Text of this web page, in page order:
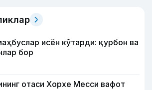
исён кўтарди: қурбон ва
бор
отаси Хорхе Месси вафот